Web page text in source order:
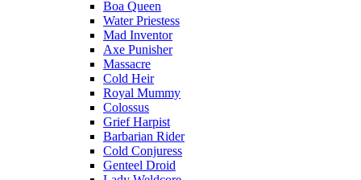
Boa Queen
Water Priestess
Mad Inventor
Axe Punisher
Massacre
Cold Heir
Royal Mummy
Colossus
Grief Harpist
Barbarian Rider
Cold Conjuress
Genteel Droid